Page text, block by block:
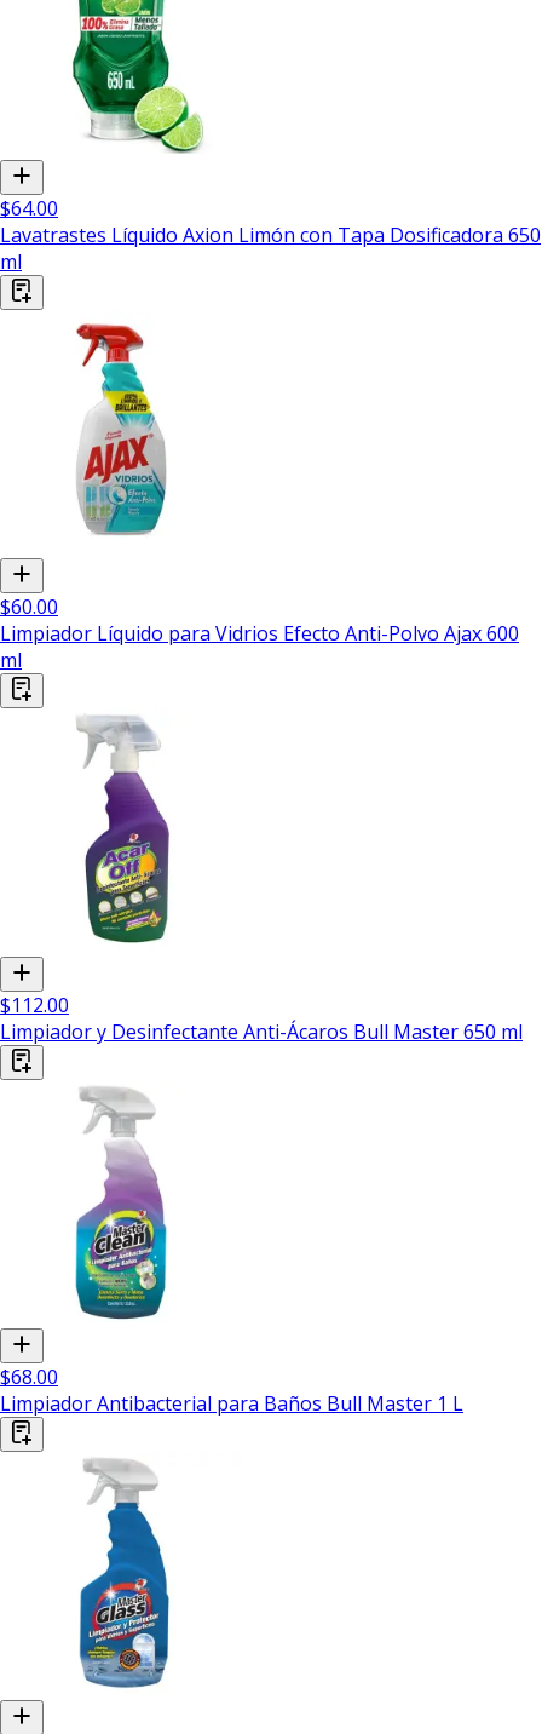
$64.00
Lavatrastes Líquido Axion Limón con Tapa Dosificadora 650
ml
$60.00
Limpiador Líquido para Vidrios Efecto Anti-Polvo Ajax 600
ml
$112.00
Limpiador y Desinfectante Anti-Ácaros Bull Master 650 ml
$68.00
Limpiador Antibacterial para Baños Bull Master 1 L